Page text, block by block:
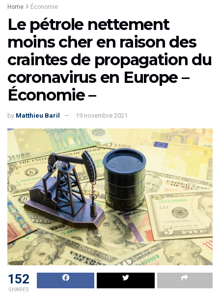
Home Économie
Le pétrole nettement
moins cher en raison des
craintes de propagation du
coronavirus en Europe –
Économie –
by Matthieu Baril 19 novembre 2021
152
SHARES